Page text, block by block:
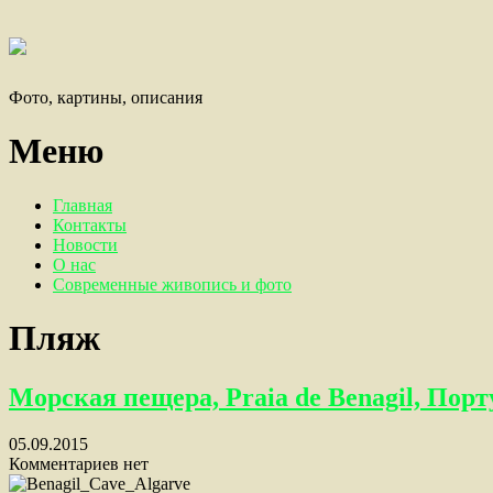
Фото, картины, описания
Меню
Главная
Контакты
Новости
О нас
Современные живопись и фото
Пляж
Морская пещера, Praia de Benagil,
05.09.2015
Комментариев нет